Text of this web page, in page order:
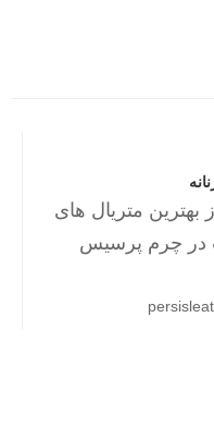
متریال های
در چرم پرسیس